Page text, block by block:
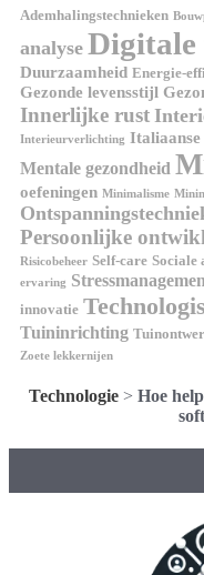
Ademhalingstechnieken
analyse
Duurzaamheid Energie-
Gezonde levensstijl
Innerlijke rust
Interieurverlichting Italiaanse
Mentale gezondheid
oefeningen Minimalisme
Persoonlijke
Risicobeheer Self-care Sociale
ervaring
innovatie
Tuininrichting
Zoete lekkernijen
Technologie> Hoe